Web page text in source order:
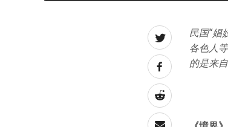
民国“娼
各色人
的是来